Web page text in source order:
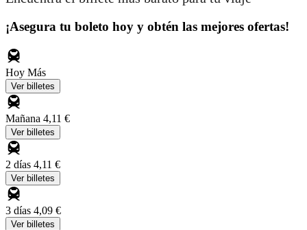
¡Asegura tu boleto hoy y obtén las mejores ofertas!
Hoy Más
Ver billetes
Mañana 4,11 €
Ver billetes
2 días 4,11 €
Ver billetes
3 días 4,09 €
Ver billetes